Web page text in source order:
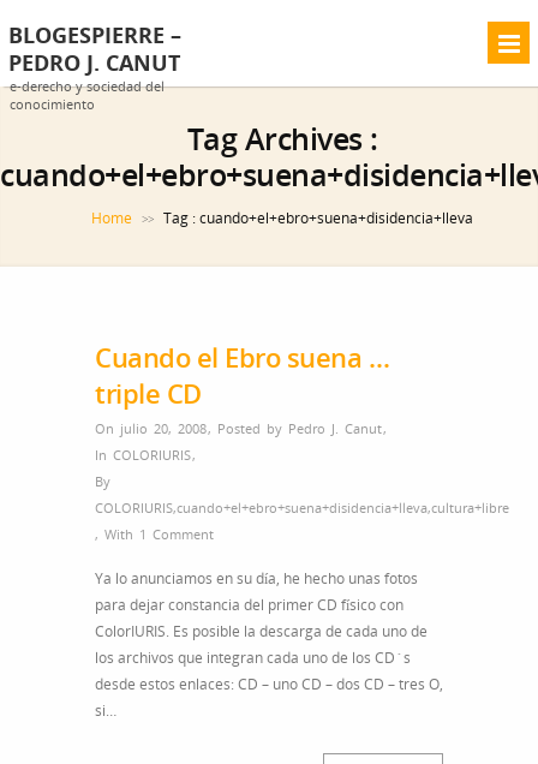
BLOGESPIERRE –
PEDRO J. CANUT
e-derecho y sociedad del
conocimiento
Tag Archives :
Home >> Tag : cuando+el+ebro+suena+disidencia+lleva
Cuando el Ebro suena …
triple CD
On julio 20, 2008, Posted by Pedro J. Canut,
In COLORIURIS,
By
COLORIURIS,cuando+el+ebro+suena+disidencia+lleva,cultura+libre
, With 1 Comment
Ya lo anunciamos en su día, he hecho unas fotos
para dejar constancia del primer CD físico con
ColorIURIS. Es posible la descarga de cada uno de
los archivos que integran cada uno de los CD´s
desde estos enlaces: CD – uno CD – dos CD – tres O,
si…